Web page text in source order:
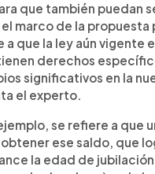
que también puedan
marco de la propuesta
a que la ley aún vigente
derechos
significativos en la
el experto.
se refiere a que
ese saldo, que
la edad de jubilación